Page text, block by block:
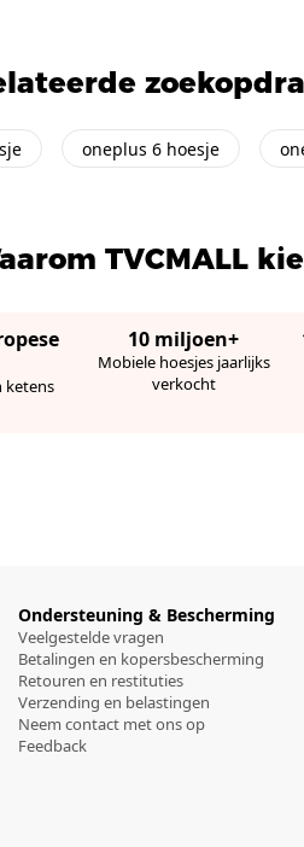
oneplus 6 hoesje
TVCMALL
ketens
10 miljoen+
Mobiele hoesjes jaarlijks
verkocht
Ondersteuning & Bescherming
Veelgestelde vragen
Betalingen en kopersbescherming
Retouren en restituties
Verzending en belastingen
Neem contact met ons op
Feedback